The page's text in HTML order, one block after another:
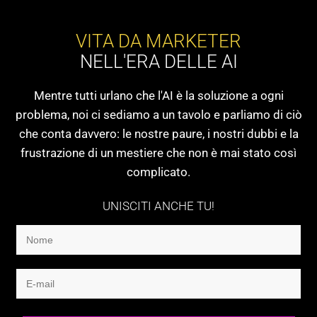
VITA DA MARKETER
NELL'ERA DELLE AI
Mentre tutti urlano che l'AI è la soluzione a ogni
problema, noi ci sediamo a un tavolo e parliamo di ciò
che conta davvero: le nostre paure, i nostri dubbi e la
frustrazione di un mestiere che non è mai stato così
complicato.
UNISCITI ANCHE TU!